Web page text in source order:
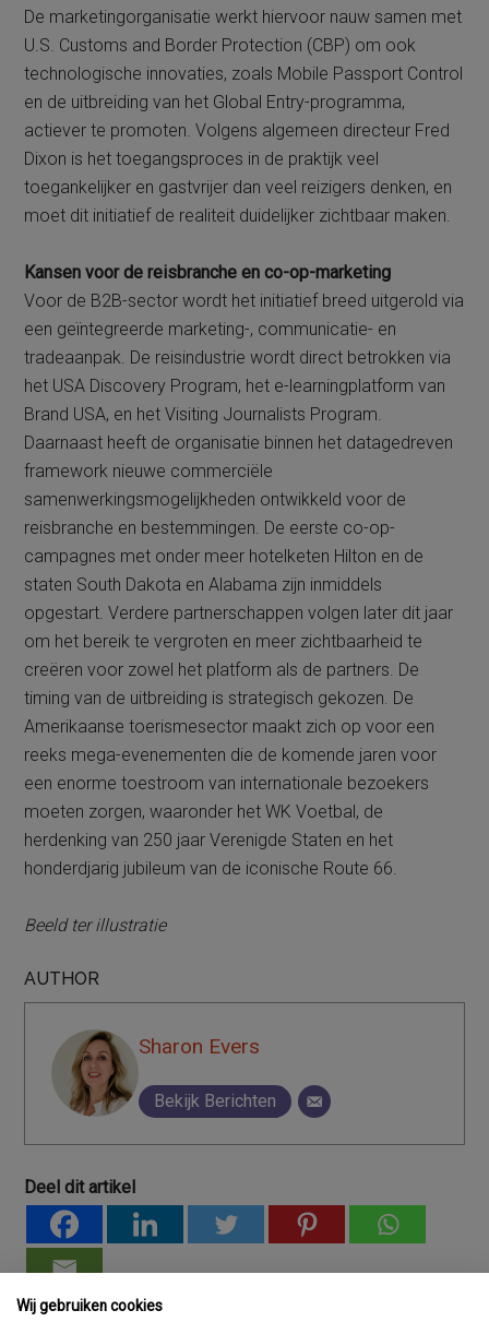
De marketingorganisatie werkt hiervoor nauw samen met
U.S. Customs and Border Protection (CBP) om ook
technologische innovaties, zoals Mobile Passport Control
en de uitbreiding van het Global Entry-programma,
actiever te promoten. Volgens algemeen directeur Fred
Dixon is het toegangsproces in de praktijk veel
toegankelijker en gastvrijer dan veel reizigers denken, en
moet dit initiatief de realiteit duidelijker zichtbaar maken.
Kansen voor de reisbranche en co-op-marketing
Voor de B2B-sector wordt het initiatief breed uitgerold via
een geïntegreerde marketing-, communicatie- en
tradeaanpak. De reisindustrie wordt direct betrokken via
het USA Discovery Program, het e-learningplatform van
Brand USA, en het Visiting Journalists Program.
Daarnaast heeft de organisatie binnen het datagedreven
framework nieuwe commerciële
samenwerkingsmogelijkheden ontwikkeld voor de
reisbranche en bestemmingen. De eerste co-op-
campagnes met onder meer hotelketen Hilton en de
staten South Dakota en Alabama zijn inmiddels
opgestart. Verdere partnerschappen volgen later dit jaar
om het bereik te vergroten en meer zichtbaarheid te
creëren voor zowel het platform als de partners. De
timing van de uitbreiding is strategisch gekozen. De
Amerikaanse toerismesector maakt zich op voor een
reeks mega-evenementen die de komende jaren voor
een enorme toestroom van internationale bezoekers
moeten zorgen, waaronder het WK Voetbal, de
herdenking van 250 jaar Verenigde Staten en het
honderdjarig jubileum van de iconische Route 66.
Beeld ter illustratie
AUTHOR
Sharon Evers
Bekijk Berichten
Deel dit artikel
Wij gebruiken cookies